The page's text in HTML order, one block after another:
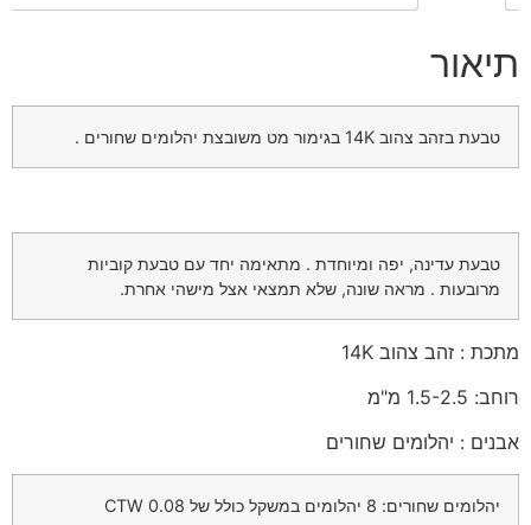
תיאור
טבעת בזהב צהוב 14K בגימור מט משובצת יהלומים שחורים .
טבעת עדינה, יפה ומיוחדת . מתאימה יחד עם טבעת קוביות
מרובעות . מראה שונה, שלא תמצאי אצל מישהי אחרת.
מתכת : זהב צהוב 14K
רוחב: 1.5-2.5 מ"מ
אבנים : יהלומים שחורים
יהלומים שחורים: 8 יהלומים במשקל כולל של 0.08 CTW